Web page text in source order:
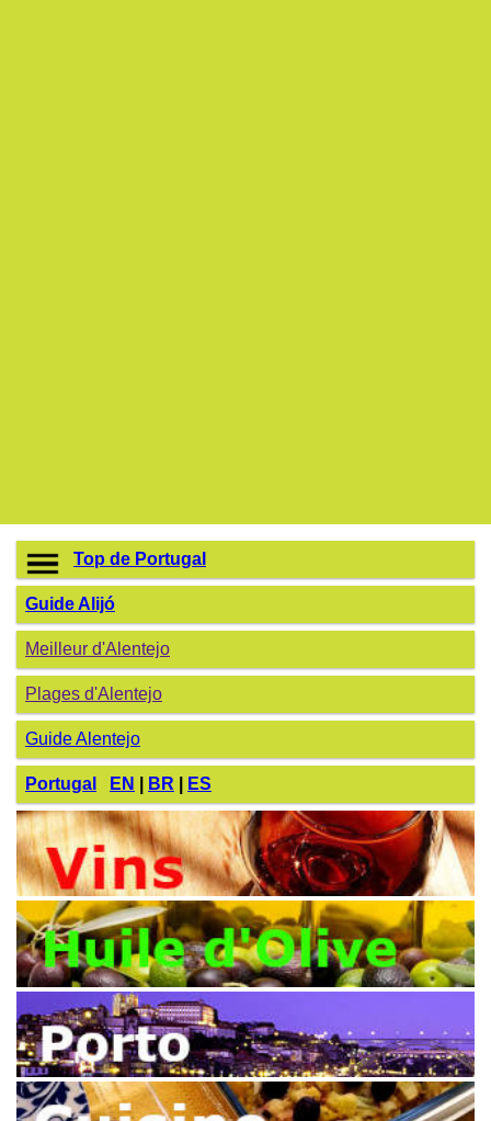
Top de Portugal
Guide Alijó
Meilleur d'Alentejo
Plages d'Alentejo
Guide Alentejo
Portugal EN BR ES